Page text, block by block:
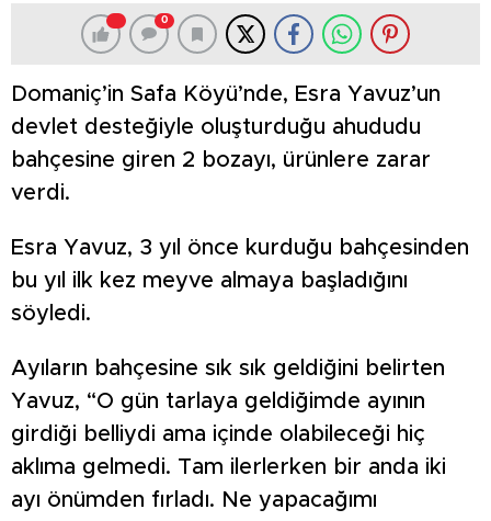
0
Domaniç’in Safa Köyü’nde, Esra Yavuz’un
devlet desteğiyle oluşturduğu ahududu
bahçesine giren 2 bozayı, ürünlere zarar
verdi.
Esra Yavuz, 3 yıl önce kurduğu bahçesinden
bu yıl ilk kez meyve almaya başladığını
söyledi.
Ayıların bahçesine sık sık geldiğini belirten
Yavuz, “O gün tarlaya geldiğimde ayının
girdiği belliydi ama içinde olabileceği hiç
aklıma gelmedi. Tam ilerlerken bir anda iki
ayı önümden fırladı. Ne yapacağımı